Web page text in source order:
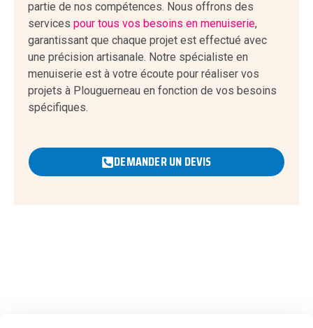
partie de nos compétences. Nous offrons des
services pour tous vos besoins en menuiserie,
garantissant que chaque projet est effectué avec
une précision artisanale. Notre spécialiste en
menuiserie est à votre écoute pour réaliser vos
projets à Plouguerneau en fonction de vos besoins
spécifiques.
DEMANDER UN DEVIS